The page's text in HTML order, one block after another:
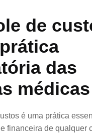
de
das
médicas
é uma prática
financeira de qualquer